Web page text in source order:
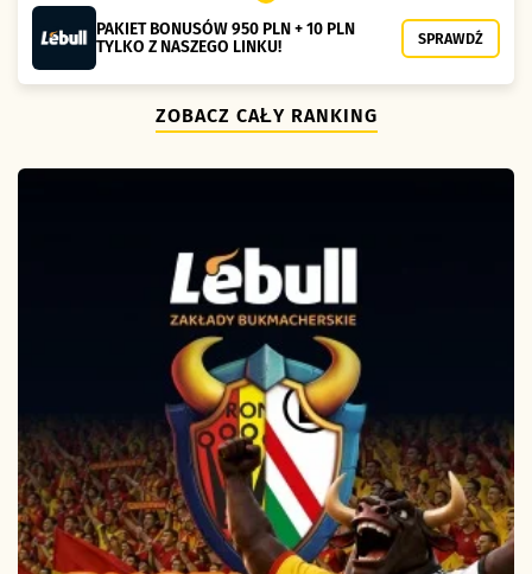
PAKIET BONUSÓW 950 PLN + 10 PLN
TYLKO Z NASZEGO LINKU!
SPRAWDŹ
ZOBACZ CAŁY RANKING